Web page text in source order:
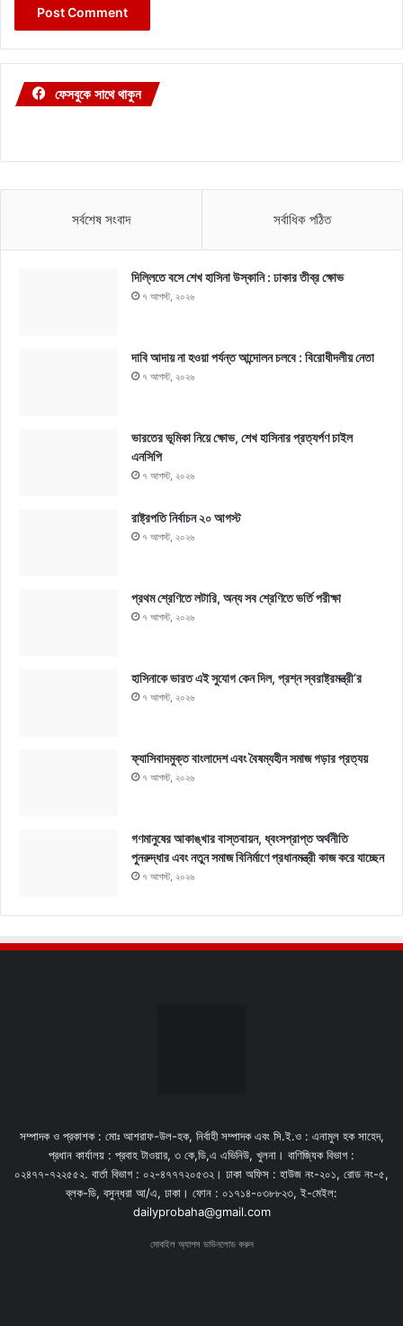
ফেসবুকে সাথে থাকুন
সর্বশেষ সংবাদ সর্বাধিক পঠিত
দিল্লিতে বসে শেখ হাসিনা উস্কানি : ঢাকার তীব্র ক্ষোভ
৭ আগস্ট, ২০২৬
দাবি আদায় না হওয়া পর্যন্ত আন্দোলন চলবে : বিরোধীদলীয় নেতা
৭ আগস্ট, ২০২৬
ভারতের ভূমিকা নিয়ে ক্ষোভ, শেখ হাসিনার প্রত্যর্পণ চাইল
এনসিপি
৭ আগস্ট, ২০২৬
রাষ্ট্রপতি নির্বাচন ২০ আগস্ট
৭ আগস্ট, ২০২৬
প্রথম শ্রেণিতে লটারি, অন্য সব শ্রেণিতে ভর্তি পরীক্ষা
৭ আগস্ট, ২০২৬
হাসিনাকে ভারত এই সুযোগ কেন দিল, প্রশ্ন স্বরাষ্ট্রমন্ত্রী’র
৭ আগস্ট, ২০২৬
ফ্যাসিবাদমুক্ত বাংলাদেশ এবং বৈষম্যহীন সমাজ গড়ার প্রত্যয়
৭ আগস্ট, ২০২৬
গণমানুষের আকাঙ্খার বাস্তবায়ন, ধ্বংসপ্রাপ্ত অর্থনীতি
পুনরুদ্ধার এবং নতুন সমাজ বিনির্মাণে প্রধানমন্ত্রী কাজ করে যাচ্ছেন
৭ আগস্ট, ২০২৬
সম্পাদক ও প্রকাশক : মোঃ আশরাফ-উল-হক, নির্বাহী সম্পাদক এবং সি.ই.ও : এনামুল হক সাহেদ,
প্রধান কার্যালয় : প্রবাহ টাওয়ার, ৩ কে,ডি,এ এভিনিউ, খুলনা। বাণিজ্যিক বিভাগ :
০২৪৭৭-৭২২৫৫২. বার্তা বিভাগ : ০২-৪৭৭৭২০৫৩২। ঢাকা অফিস : হাউজ নং-২০১, রোড নং-৫,
ব্লক-ডি, বসুন্ধরা আ/এ, ঢাকা। ফোন : ০১৭১৪-০৩৮৮২৩, ই-মেইল:
dailyprobaha@gmail.com
মোবাইল অ্যাপস ডাউনলোড করুন